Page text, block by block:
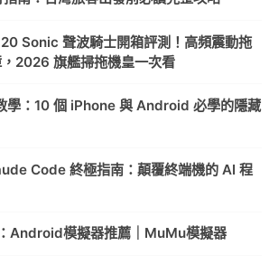
Sonic 聲波騎士開箱評測！高頻震動拖
2026 旗艦掃拖機皇一次看
學：10 個 iPhone 與 Android 必學的隱藏
Code 終極指南：顛覆終端機的 AI 程
Android模擬器推薦｜MuMu模擬器